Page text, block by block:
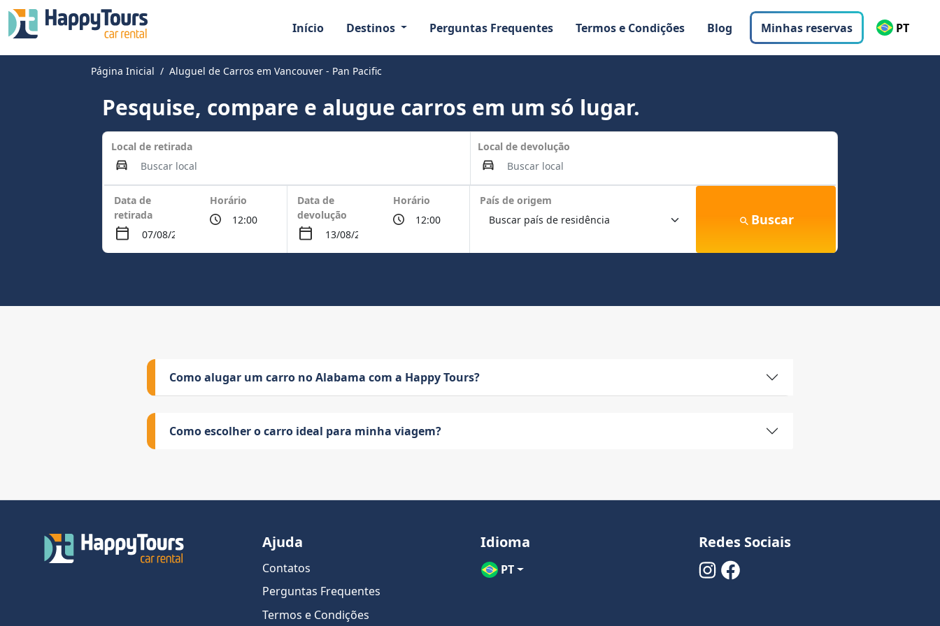
Início Destinos Perguntas Frequentes Termos e Condições Blog Minhas reservas PT
Página Inicial Aluguel de Carros em Vancouver - Pan Pacific
Pesquise, compare e alugue carros em um só lugar.
Local de retirada Local de devolução
Data de
retirada
Horário
Data de
devolução
Horário País de origem
Buscar
Como alugar um carro no Alabama com a Happy Tours?
Como escolher o carro ideal para minha viagem?
Ajuda
Contatos
Perguntas Frequentes
Termos e Condições
Idioma
PT
Redes Sociais